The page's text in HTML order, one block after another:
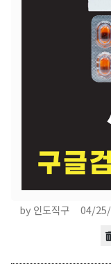
by 인도직구 04/